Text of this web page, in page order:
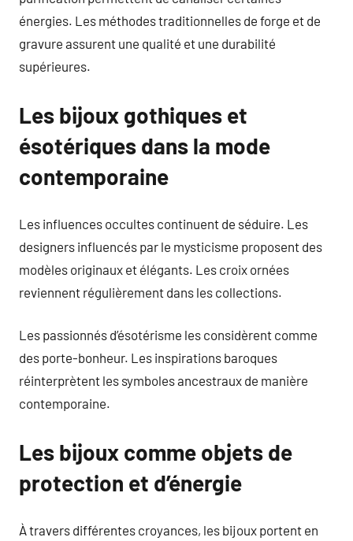
énergies. Les méthodes traditionnelles de forge et de
gravure assurent une qualité et une durabilité
supérieures.
Les bijoux gothiques et
ésotériques dans la mode
contemporaine
Les influences occultes continuent de séduire. Les
designers influencés par le mysticisme proposent des
modèles originaux et élégants. Les croix ornées
reviennent régulièrement dans les collections.
Les passionnés d’ésotérisme les considèrent comme
des porte-bonheur. Les inspirations baroques
réinterprètent les symboles ancestraux de manière
contemporaine.
Les bijoux comme objets de
protection et d’énergie
À travers différentes croyances, les bijoux portent en